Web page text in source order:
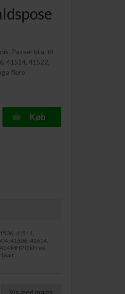
Passer bl.a. til
41514, 41522,
flere.
Køb
41514,
41606, 41614,
MHP OilFree,
Vis med moms